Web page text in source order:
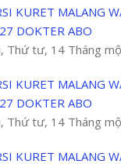
KURET MALANG
DOKTER ABO
Thứ tư, 14 Tháng
KURET MALANG
DOKTER ABO
Thứ tư, 14 Tháng
KURET MALANG